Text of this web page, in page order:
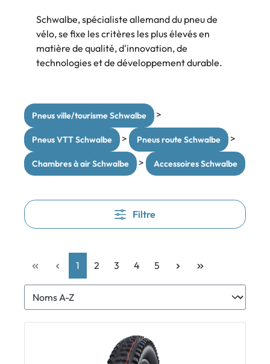
Schwalbe, spécialiste allemand du pneu de
vélo, se fixe les critères les plus élevés en
matière de qualité, d'innovation, de
technologies et de développement durable.
Pneus ville/tourisme Schwalbe >
Pneus VTT Schwalbe > Pneus route Schwalbe >
Chambres à air Schwalbe > Accessoires Schwalbe
Filtre
1 2 3 4 5